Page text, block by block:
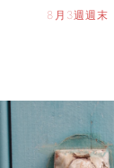
8月3週週末